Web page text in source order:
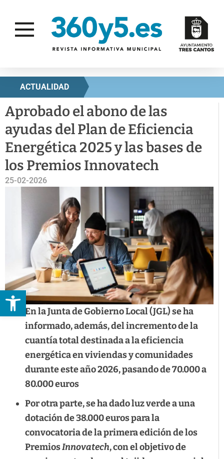
Abrir barra de herramientas
ACTUALIDAD
Aprobado el abono de las
ayudas del Plan de Eficiencia
Energética 2025 y las bases de
los Premios Innovatech
25-02-2026
En la Junta de Gobierno Local (JGL) se ha
informado, además, del incremento de la
cuantía total destinada a la eficiencia
energética en viviendas y comunidades
durante este año 2026, pasando de 70.000 a
80.000 euros
Por otra parte, se ha dado luz verde a una
dotación de 38.000 euros para la
convocatoria de la primera edición de los
PremiosInnovatech, con el objetivo de